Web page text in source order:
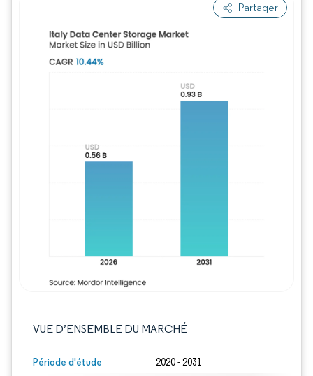
Partager
VUE D’ENSEMBLE DU MARCHÉ
Période d'étude 2020 - 2031